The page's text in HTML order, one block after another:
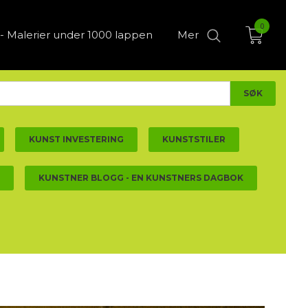
- Malerier under 1000 lappen Mer
0
KUNST INVESTERING KUNSTSTILER
KUNSTNER BLOGG - EN KUNSTNERS DAGBOK